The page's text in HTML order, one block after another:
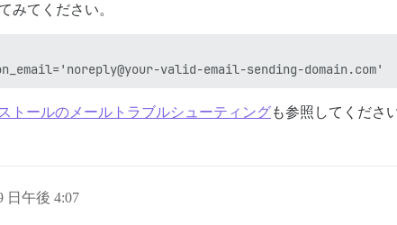
みてください。
トールのメールトラブルシューティングも参照してください
日午後 4:07